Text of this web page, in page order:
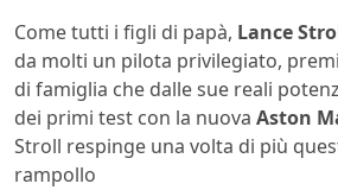
Come tutti i figli di papà, Lance
da molti un pilota privilegiato,
di famiglia che dalle sue reali
dei primi test con la nuova Aston
Stroll respinge una volta di più
rampollo